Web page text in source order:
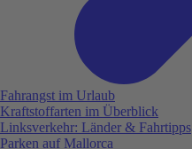
Fahrangst im Urlaub
Kraftstoffarten im Überblick
Linksverkehr: Länder & Fahrtipps
Parken auf Mallorca